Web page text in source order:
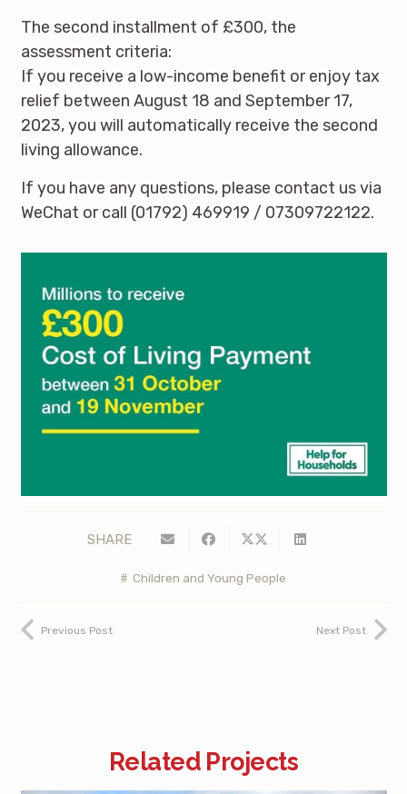
The second installment of £300, the
assessment criteria:
If you receive a low-income benefit or enjoy tax
relief between August 18 and September 17,
2023, you will automatically receive the second
living allowance.
If you have any questions, please contact us via
WeChat or call (01792) 469919 / 07309722122.
SHARE
Children and Young People
Previous Post Next Post
Related Projects